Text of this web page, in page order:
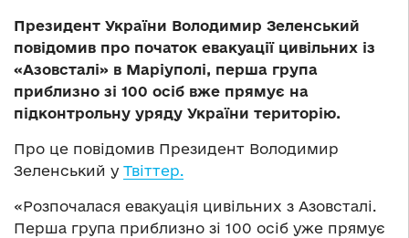
Президент України Володимир Зеленський
повідомив про початок евакуації цивільних із
«Азовсталі» в Маріуполі, перша група
приблизно зі 100 осіб вже прямує на
підконтрольну уряду України територію.
Про це повідомив Президент Володимир
Зеленський у Твіттер.
«Розпочалася евакуація цивільних з Азовсталі.
Перша група приблизно зі 100 осіб уже прямує